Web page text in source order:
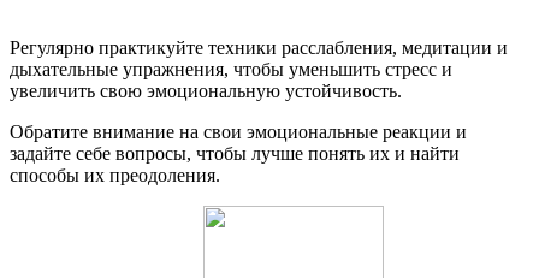
Регулярно практикуйте техники расслабления, медитации и
дыхательные упражнения, чтобы уменьшить стресс и
увеличить свою эмоциональную устойчивость.
Обратите внимание на свои эмоциональные реакции и
задайте себе вопросы, чтобы лучше понять их и найти
способы их преодоления.